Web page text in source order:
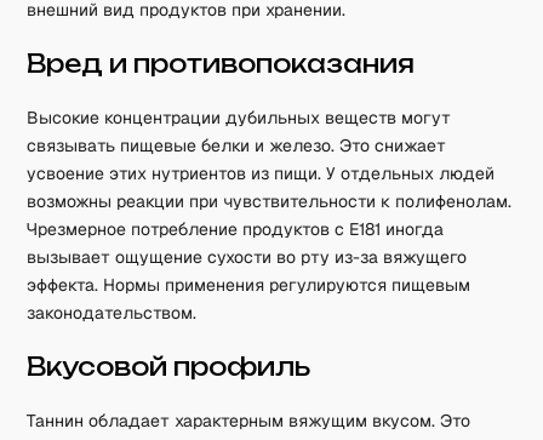
внешний вид продуктов при хранении.
Вред и противопоказания
Высокие концентрации дубильных веществ могут
связывать пищевые белки и железо. Это снижает
усвоение этих нутриентов из пищи. У отдельных людей
возможны реакции при чувствительности к полифенолам.
Чрезмерное потребление продуктов с E181 иногда
вызывает ощущение сухости во рту из-за вяжущего
эффекта. Нормы применения регулируются пищевым
законодательством.
Вкусовой профиль
Таннин обладает характерным вяжущим вкусом. Это